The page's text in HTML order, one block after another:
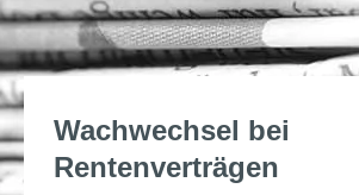
Wachwechsel bei
Rentenverträgen